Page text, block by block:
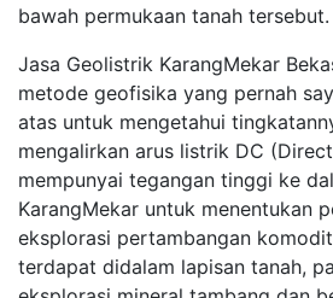
bawah permukaan tanah tersebut.
Jasa Geolistrik KarangMekar
metode geofisika yang pernah
atas untuk mengetahui
mengalirkan arus listrik DC
mempunyai tegangan tinggi ke
KarangMekar untuk menentukan
eksplorasi pertambangan
terdapat didalam lapisan tanah,